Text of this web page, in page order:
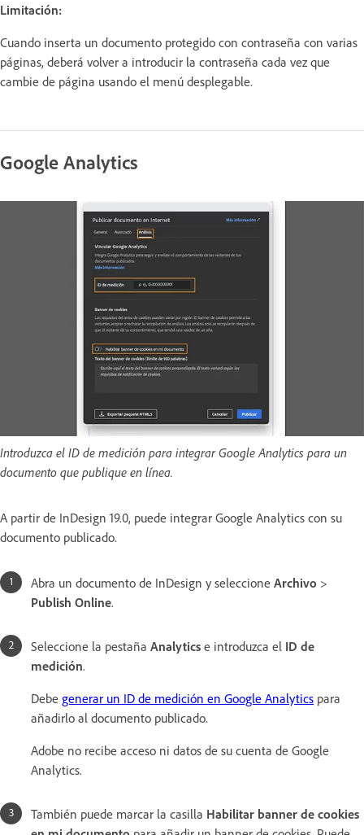
Limitación:
Cuando inserta un documento protegido con contraseña con varias
páginas, deberá volver a introducir la contraseña cada vez que
cambie de página usando el menú desplegable.
Google Analytics
Introduzca el ID de medición para integrar Google Analytics para un
documento que publique en línea.
A partir de InDesign 19.0, puede integrar Google Analytics con su
documento publicado.
Abra un documento de InDesign y seleccione Archivo >
Publish Online.
Seleccione la pestaña Analytics e introduzca el ID de
medición.
Debe generar un ID de medición en Google Analytics para
añadirlo al documento publicado.
Adobe no recibe acceso ni datos de su cuenta de Google
Analytics.
También puede marcar la casilla Habilitar banner de cookies